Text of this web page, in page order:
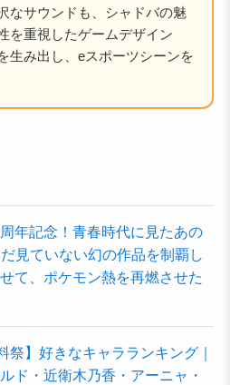
なサウンドも、シャドバの魅
を重視したゲームデザイン
生み出し、eスポーツシーンを
年記念！青春時代に見たあの
見ていない幻の作品を制覇し
て、ポケモン熱を再燃させた
祭】好きなキャラランキング｜
ド・近衛木乃香・アーニャ・